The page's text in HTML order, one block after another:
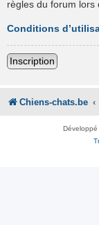
règles du forum lors
Conditions
Inscription
Chiens-chats.be